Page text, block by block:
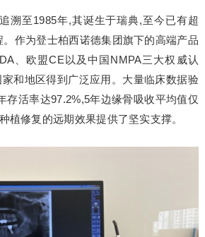
溯至1985年,其诞生于瑞典,至今已有超
作为登士柏西诺德集团旗下的高端产品
、欧盟CE以及中国NMPA三大权威认
和地区得到广泛应用。大量临床数据验
存活率达97.2%,5年边缘骨吸收平均值仅
植修复的远期效果提供了坚实支撑。